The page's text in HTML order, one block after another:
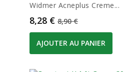
Widmer Acneplus Creme...
Prix
8,28 € Prix de base
8,90 €
AJOUTER AU PANIER